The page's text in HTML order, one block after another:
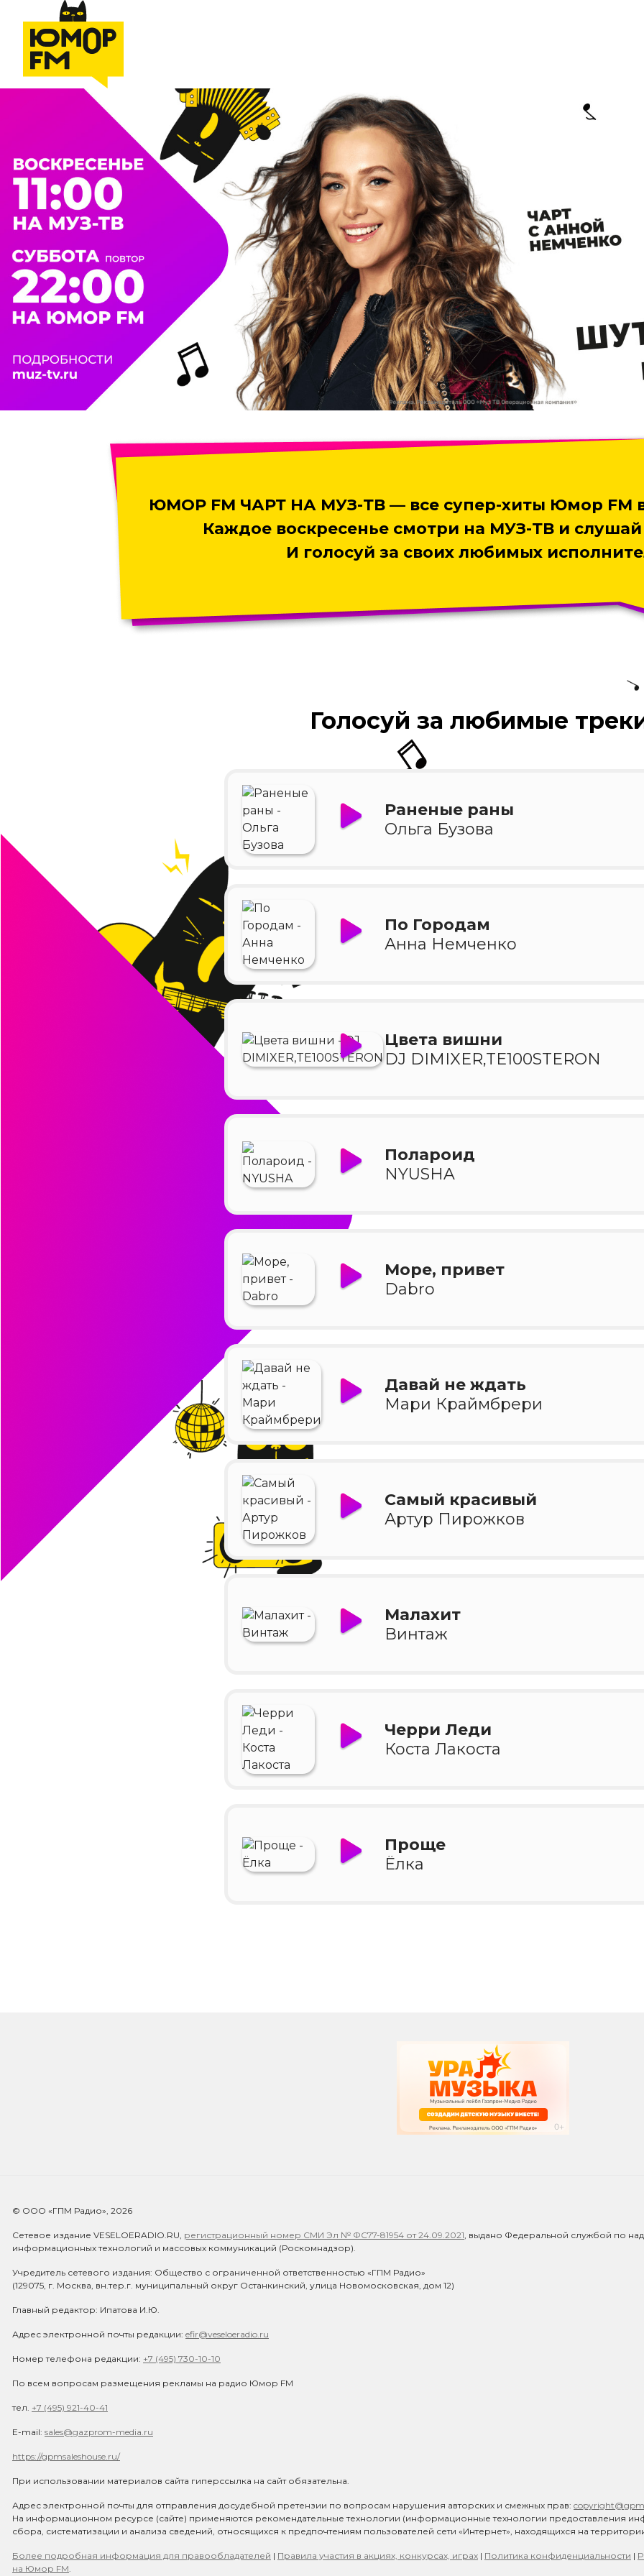
ЮМОР FM ЧАРТ НА МУЗ-ТВ— все супер-хиты Юмор FM
Каждое воскресенье смотри на МУЗ-ТВ и
И голосуй за своих любимых
Голосуй за любимые
Раненые раны
Ольга Бузова
По Городам
Анна Немченко
Цвета вишни
DJ DIMIXER,TE100STERON
Полароид
NYUSHA
Море, привет
Dabro
Давай не ждать
Мари Краймбрери
Самый красивый
Артур Пирожков
Малахит
Винтаж
Черри Леди
Коста Лакоста
Проще
Ёлка
© ООО «ГПМ Радио», 2026
Сетевое издание VESELOERADIO.RU, регистрационный номер СМИ Эл № ФС77-81954 от 24.09.2021, выдано Федеральной службой по
информационных технологий и массовых коммуникаций (Роскомнадзор).
Учредитель сетевого издания: Общество с ограниченной ответственностью «ГПМ Радио»
(129075, г. Москва, вн.тер.г. муниципальный округ Останкинский, улица Новомосковская, дом 12)
Главный редактор: Ипатова И.Ю.
Адрес электронной почты редакции: efir@veseloeradio.ru
Номер телефона редакции: +7 (495) 730-10-10
По всем вопросам размещения рекламы на радио Юмор FM
тел. +7 (495) 921-40-41
E-mail: sales@gazprom-media.ru
https://gpmsaleshouse.ru/
При использовании материалов сайта гиперссылка на сайт обязательна.
Адрес электронной почты для отправления досудебной претензии по вопросам нарушения авторских и смежных прав:
На информационном ресурсе (сайте) применяются рекомендательные технологии (информационные технологии предоставления
сбора, систематизации и анализа сведений, относящихся к предпочтениям пользователей сети «Интернет», находящихся на
Более подробная информация для правообладателей | Правила участия в акциях, конкурсах, играх | Политика конфиденциальности |
на Юмор FM.